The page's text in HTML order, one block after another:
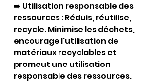
➡️ Utilisation responsable des
ressources : Réduis, réutilise,
recycle. Minimise les déchets,
encourage l'utilisation de
matériaux recyclables et
promeut une utilisation
responsable des ressources.